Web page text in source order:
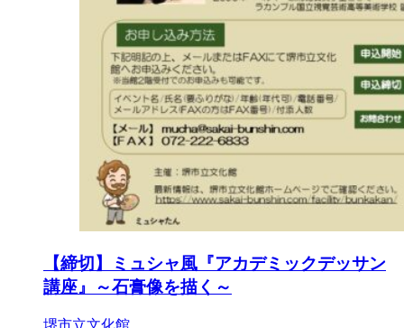
【締切】ミュシャ風『アカデミックデッサン
講座』～石膏像を描く～
堺市立文化館